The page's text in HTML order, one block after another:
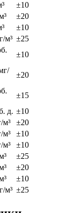
±10
±20
±10
м³ ±25
±10
±20
±15
д. ±10
м³
±20
м³
±10
м³
±10
±25
±20
±10
м³ ±25